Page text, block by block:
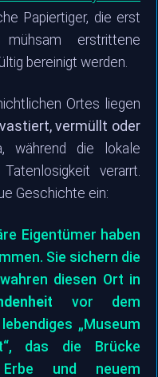
Papiertiger, die erst
erstrittene
bereinigt werden.
Ortes liegen
vermüllt oder
während die lokale
verarrt.
Geschichte ein:
Eigentümer haben
Sie sichern die
diesen Ort in
vor dem
„Museum
das die Brücke
und neuem